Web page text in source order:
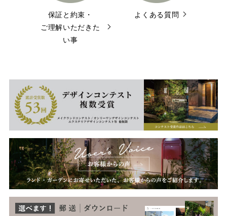
保証と約束・
ご理解いただきた
い事
よくある質問